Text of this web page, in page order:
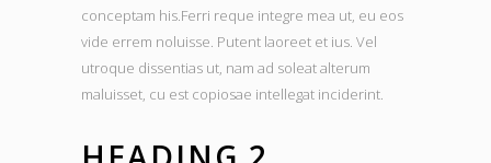
conceptam his.Ferri reque integre mea ut, eu eos
vide errem noluisse. Putent laoreet et ius. Vel
utroque dissentias ut, nam ad soleat alterum
maluisset, cu est copiosae intellegat inciderint.